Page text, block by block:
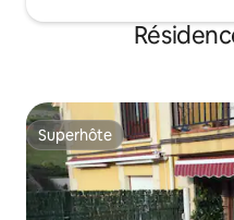
Superhôte
Superhôte